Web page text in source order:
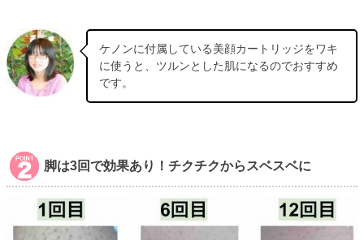
ケノンに付属している美顔カートリッジをワキ
に使うと、ツルンとした肌になるのでおすすめ
です。
脚は3回で効果あり！チクチクからスベスベに